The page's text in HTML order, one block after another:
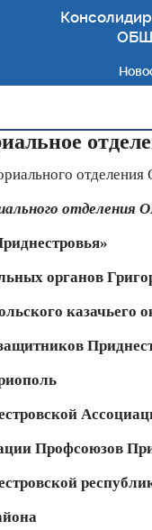
отделения
органов
казачьего
Профсоюзов